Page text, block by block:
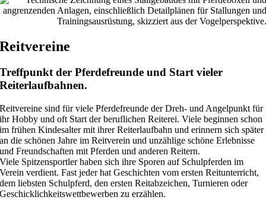
Reitvereine
Treffpunkt der Pferdefreunde und Start vieler
Reiterlaufbahnen.
Reitvereine sind für viele Pferdefreunde der Dreh- und Angelpunkt für
ihr Hobby und oft Start der beruflichen Reiterei. Viele beginnen schon
im frühen Kindesalter mit ihrer Reiterlaufbahn und erinnern sich später
an die schönen Jahre im Reitverein und unzählige schöne Erlebnisse
und Freundschaften mit Pferden und anderen Reitern.
Viele Spitzensportler haben sich ihre Sporen auf Schulpferden im
Verein verdient. Fast jeder hat Geschichten vom ersten Reitunterricht,
dem liebsten Schulpferd, den ersten Reitabzeichen, Turnieren oder
Geschicklichkeitswettbewerben zu erzählen.